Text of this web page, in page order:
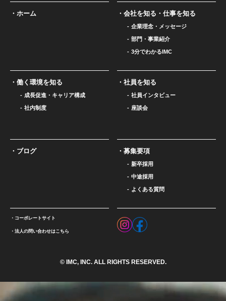
ホーム 会社を知る・仕事を知る
企業理念・メッセージ
部門・事業紹介
3分でわかるIMC
働く環境を知る
成長促進・キャリア構成
社内制度
社員を知る
社員インタビュー
座談会
ブログ 募集要項
新卒採用
中途採用
よくある質問
コーポレートサイト
法人の問い合わせはこちら
© IMC, INC. ALL RIGHTS RESERVED.